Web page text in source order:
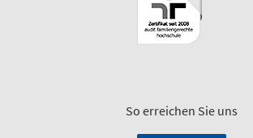
So erreichen Sie uns